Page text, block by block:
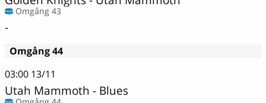
Omgång 43
-
Omgång 44
03:00 13/11
Utah Mammoth - Blues